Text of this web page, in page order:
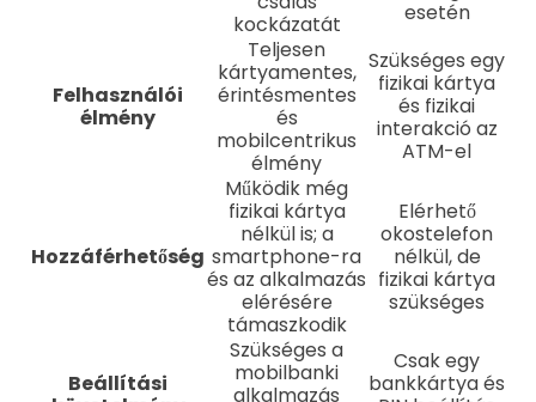
kockázatát
esetén
Felhasználói
élmény
Teljesen
kártyamentes,
érintésmentes
és
mobilcentrikus
élmény
Szükséges egy
fizikai kártya
és fizikai
interakció az
ATM-el
Hozzáférhetőség
Működik még
fizikai kártya
nélkül is; a
smartphone-ra
és az alkalmazás
elérésére
támaszkodik
Elérhető
okostelefon
nélkül, de
fizikai kártya
szükséges
Beállítási
Szükséges a
mobilbanki
alkalmazás
Csak egy
bankkártya és